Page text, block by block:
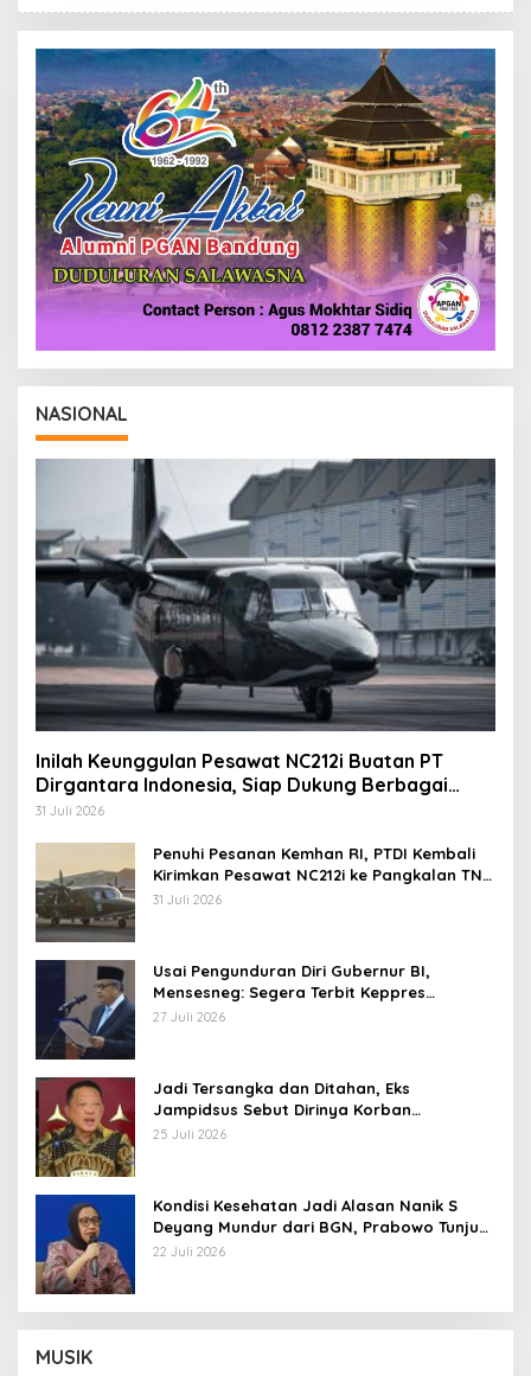
H
R
K
S
I
NASIONAL
Inilah Keunggulan Pesawat NC212i Buatan PT
Dirgantara Indonesia, Siap Dukung Berbagai
Operasi TNI
31 Juli 2026
Penuhi Pesanan Kemhan RI, PTDI Kembali
Kirimkan Pesawat NC212i ke Pangkalan TNI
AU
31 Juli 2026
Usai Pengunduran Diri Gubernur BI,
Mensesneg: Segera Terbit Keppres
Pemberhentian dengan Hormat
27 Juli 2026
Jadi Tersangka dan Ditahan, Eks
Jampidsus Sebut Dirinya Korban
Kriminalisasi
25 Juli 2026
Kondisi Kesehatan Jadi Alasan Nanik S
Deyang Mundur dari BGN, Prabowo Tunjuk
Wamentan Sudaryono
22 Juli 2026
MUSIK